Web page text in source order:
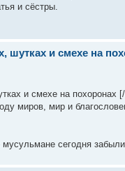
и сёстры.
шутках и смехе на
и смехе на похоронах
миров, мир и
сегодня забыли